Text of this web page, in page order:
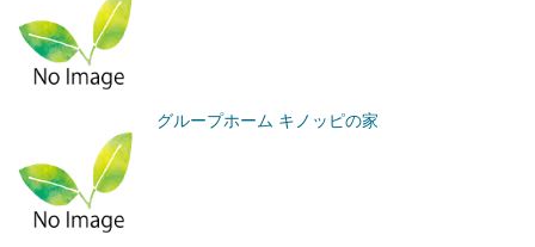
グループホーム キノッピの家